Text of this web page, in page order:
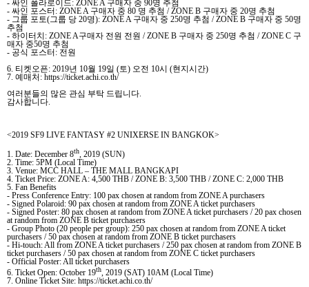
- 싸인 폴라로이드: ZONE A 구매자 중 90명 추첨
- 싸인 포스터 : ZONE A 구매자 중 80 명 추첨 / ZONE B 구매자 중 20명 추첨
- 그룹 포토(그룹 당 20명): ZONE A 구매자 중 250명 추첨 / ZONE B 구매자 중 50명
추첨
- 하이터치 : ZONE A구매자 전원 전원 / ZONE B 구매자 중 250명 추첨 / ZONE C 구
매자 중50명 추첨
- 공식 포스터 : 전원
6. 티켓오픈: 2019년 10월 19일 (토) 오전 10시 (현지시간)
7. 예매처 : https://ticket.achi.co.th/
여러분들의 많은 관심 부탁 드립니다.
감사합니다.
<2019 SF9 LIVE FANTASY #2 UNIXERSE IN BANGKOK>
1. Date: December 8th, 2019 (SUN)
2. Time: 5PM (Local Time)
3. Venue: MCC HALL – THE MALL BANGKAPI
4. Ticket Price: ZONE A: 4,500 THB / ZONE B: 3,500 THB / ZONE C: 2,000 THB
5. Fan Benefits
- Press Conference Entry: 100 pax chosen at random from ZONE A purchasers
- Signed Polaroid: 90 pax chosen at random from ZONE A ticket purchasers
- Signed Poster: 80 pax chosen at random from ZONE A ticket purchasers / 20 pax chosen
at random from ZONE B ticket purchasers
- Group Photo (20 people per group): 250 pax chosen at random from ZONE A ticket
purchasers / 50 pax chosen at random from ZONE B ticket purchasers
- Hi-touch: All from ZONE A ticket purchasers / 250 pax chosen at random from ZONE B
ticket purchasers / 50 pax chosen at random from ZONE C ticket purchasers
- Official Poster: All ticket purchasers
6. Ticket Open: October 19th, 2019 (SAT) 10AM (Local Time)
7. Online Ticket Site: https://ticket.achi.co.th/